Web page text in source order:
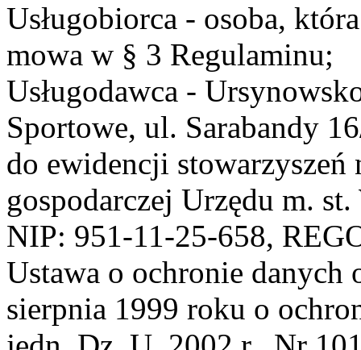
Usługobiorca - osoba,
mowa w § 3 Regulaminu;
Usługodawca -
Sportowe, ul. Sarabandy
do ewidencji stowarzyszeń
gospodarczej Urzędu m.
NIP: 951-11-25-658,
Ustawa o ochronie danych
sierpnia 1999 roku o